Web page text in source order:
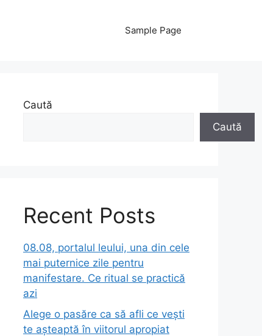
Sample Page
Caută
Caută
Recent Posts
08.08, portalul leului, una din cele
mai puternice zile pentru
manifestare. Ce ritual se practică
azi
Alege o pasăre ca să afli ce vești
te așteaptă în viitorul apropiat